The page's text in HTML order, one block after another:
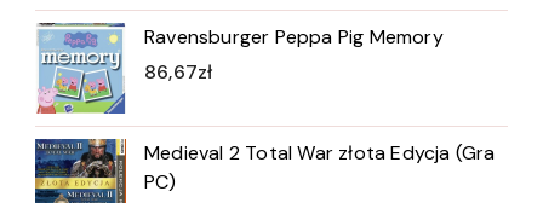
Ravensburger Peppa Pig Memory
86,67zł
Medieval 2 Total War złota Edycja (Gra
PC)